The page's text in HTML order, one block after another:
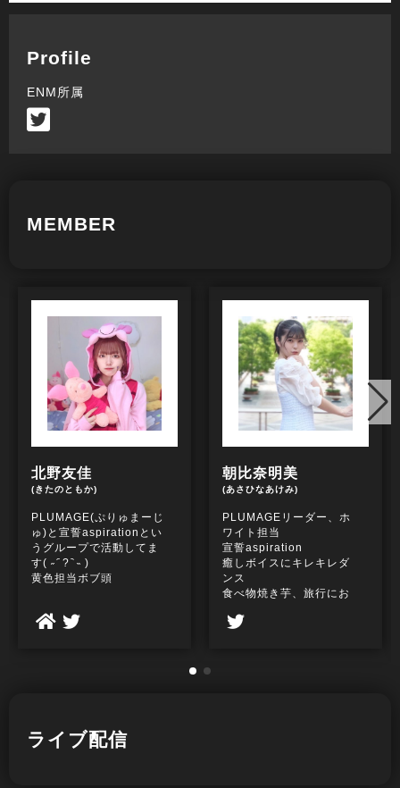
Profile
ENM所属
MEMBER
北野友佳
(きたのともか)
PLUMAGE(ぷりゅまーじ
ゅ)と宣誓aspirationとい
うグループで活動してま
す( ˶ ᷇ ? ᷆ ˵ )
黄色担当ボブ頭
朝比奈明美
(あさひなあけみ)
PLUMAGEリーダー、ホ
ワイト担当
宣誓aspiration
癒しボイスにキレキレダ
ンス
食べ物焼き芋、旅行にお
ライブ配信